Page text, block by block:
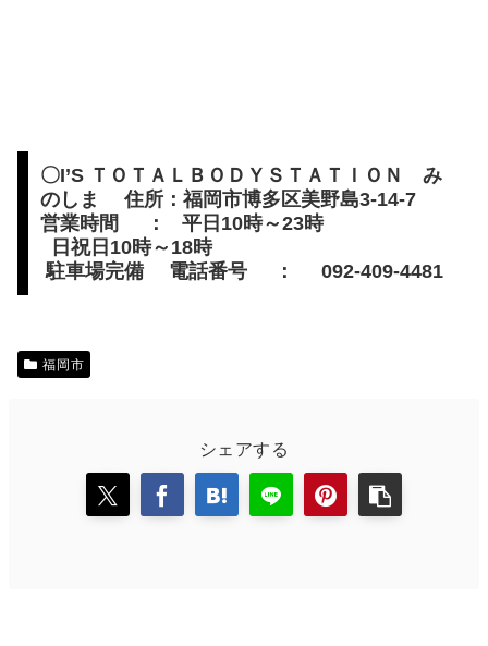
〇I’S ＴＯＴＡＬＢＯＤＹＳＴＡＴＩＯＮ み
のしま 住所：福岡市博多区美野島3-14-7
営業時間 ： 平日10時～23時
日祝日10時～18時
駐車場完備 電話番号 ： 092-409-4481
福岡市
シェアする